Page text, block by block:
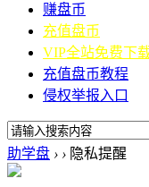
赚盘币
充值盘币
VIP全站免费下
充值盘币教程
侵权举报入口
助学盘 › › 隐私提醒